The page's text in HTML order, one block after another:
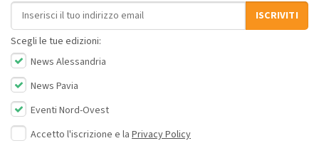
Indirizzo email
ISCRIVITI
Scegli le tue edizioni:
News Alessandria
News Pavia
Eventi Nord-Ovest
Accetto l'iscrizione e la Privacy Policy